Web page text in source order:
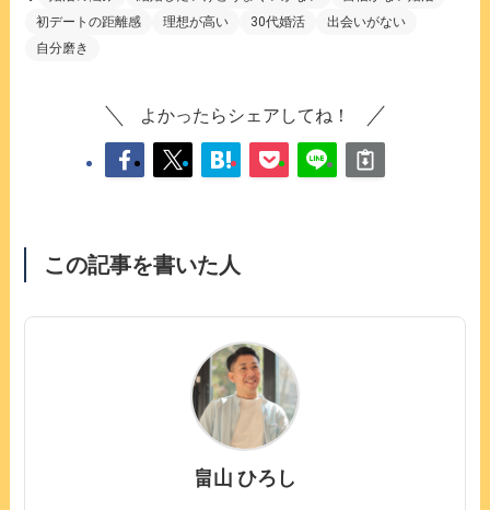
初デートの距離感
理想が高い 30代婚活
出会いがない
自分磨き
よかったらシェアしてね！
この記事を書いた人
畠⼭ ひろし